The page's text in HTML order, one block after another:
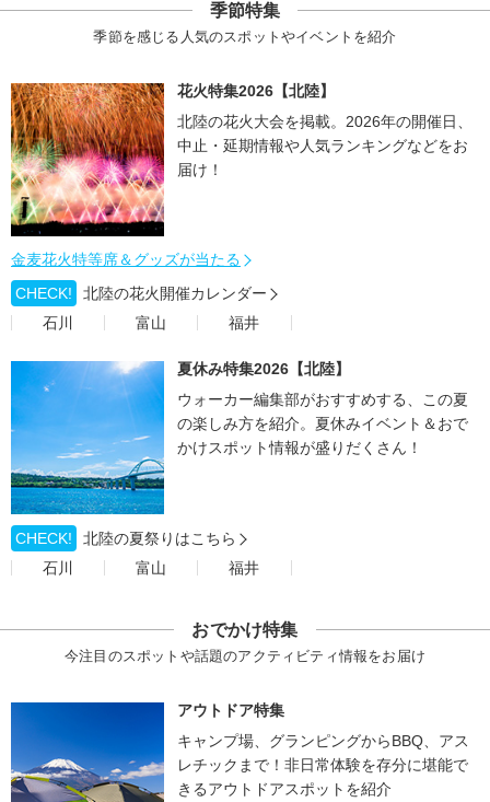
季節特集
季節を感じる人気のスポットやイベントを紹介
花火特集2026【北陸】
北陸の花火大会を掲載。2026年の開催日、
中止・延期情報や人気ランキングなどをお
届け！
金麦花火特等席＆グッズが当たる
CHECK!
北陸の花火開催カレンダー
石川
富山 福井
夏休み特集2026【北陸】
ウォーカー編集部がおすすめする、この夏
の楽しみ方を紹介。夏休みイベント＆おで
かけスポット情報が盛りだくさん！
CHECK!
北陸の夏祭りはこちら
石川
富山 福井
おでかけ特集
今注目のスポットや話題のアクティビティ情報をお届け
アウトドア特集
キャンプ場、グランピングからBBQ、アス
レチックまで！非日常体験を存分に堪能で
きるアウトドアスポットを紹介